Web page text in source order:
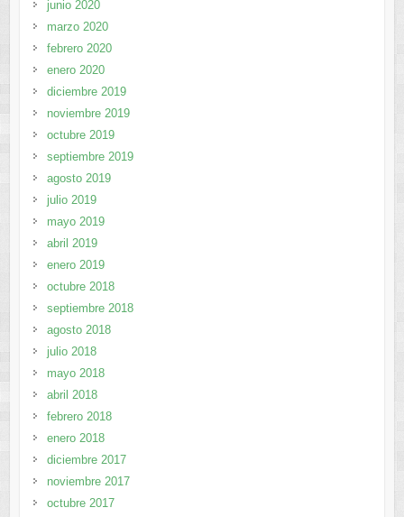
junio 2020
marzo 2020
febrero 2020
enero 2020
diciembre 2019
noviembre 2019
octubre 2019
septiembre 2019
agosto 2019
julio 2019
mayo 2019
abril 2019
enero 2019
octubre 2018
septiembre 2018
agosto 2018
julio 2018
mayo 2018
abril 2018
febrero 2018
enero 2018
diciembre 2017
noviembre 2017
octubre 2017